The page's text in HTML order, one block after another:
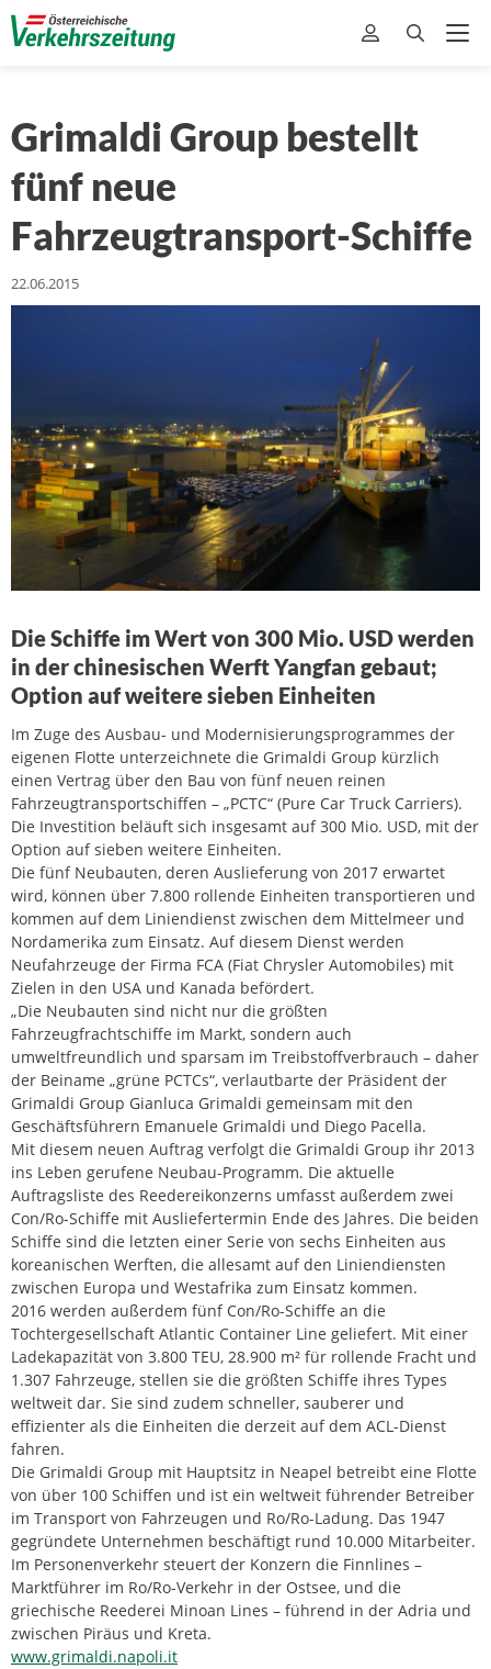
Grimaldi Group bestellt
fünf neue
Fahrzeugtransport-Schiffe
22.06.2015
Die Schiffe im Wert von 300 Mio. USD werden
in der chinesischen Werft Yangfan gebaut;
Option auf weitere sieben Einheiten
Im Zuge des Ausbau- und Modernisierungsprogrammes der
eigenen Flotte unterzeichnete die Grimaldi Group kürzlich
einen Vertrag über den Bau von fünf neuen reinen
Fahrzeugtransportschiffen – „PCTC“ (Pure Car Truck Carriers).
Die Investition beläuft sich insgesamt auf 300 Mio. USD, mit der
Option auf sieben weitere Einheiten.
Die fünf Neubauten, deren Auslieferung von 2017 erwartet
wird, können über 7.800 rollende Einheiten transportieren und
kommen auf dem Liniendienst zwischen dem Mittelmeer und
Nordamerika zum Einsatz. Auf diesem Dienst werden
Neufahrzeuge der Firma FCA (Fiat Chrysler Automobiles) mit
Zielen in den USA und Kanada befördert.
„Die Neubauten sind nicht nur die größten
Fahrzeugfrachtschiffe im Markt, sondern auch
umweltfreundlich und sparsam im Treibstoffverbrauch – daher
der Beiname „grüne PCTCs“, verlautbarte der Präsident der
Grimaldi Group Gianluca Grimaldi gemeinsam mit den
Geschäftsführern Emanuele Grimaldi und Diego Pacella.
Mit diesem neuen Auftrag verfolgt die Grimaldi Group ihr 2013
ins Leben gerufene Neubau-Programm. Die aktuelle
Auftragsliste des Reedereikonzerns umfasst außerdem zwei
Con/Ro-Schiffe mit Ausliefertermin Ende des Jahres. Die beiden
Schiffe sind die letzten einer Serie von sechs Einheiten aus
koreanischen Werften, die allesamt auf den Liniendiensten
zwischen Europa und Westafrika zum Einsatz kommen.
2016 werden außerdem fünf Con/Ro-Schiffe an die
Tochtergesellschaft Atlantic Container Line geliefert. Mit einer
Ladekapazität von 3.800 TEU, 28.900 m² für rollende Fracht und
1.307 Fahrzeuge, stellen sie die größten Schiffe ihres Types
weltweit dar. Sie sind zudem schneller, sauberer und
effizienter als die Einheiten die derzeit auf dem ACL-Dienst
fahren.
Die Grimaldi Group mit Hauptsitz in Neapel betreibt eine Flotte
von über 100 Schiffen und ist ein weltweit führender Betreiber
im Transport von Fahrzeugen und Ro/Ro-Ladung. Das 1947
gegründete Unternehmen beschäftigt rund 10.000 Mitarbeiter.
Im Personenverkehr steuert der Konzern die Finnlines –
Marktführer im Ro/Ro-Verkehr in der Ostsee, und die
griechische Reederei Minoan Lines – führend in der Adria und
zwischen Piräus und Kreta.
www.grimaldi.napoli.it